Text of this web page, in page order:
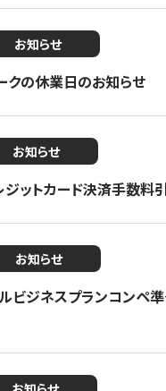
お知らせ
クの休業日のお知らせ
お知らせ
ジットカード決済手数料
お知らせ
ビジネスプランコンペ